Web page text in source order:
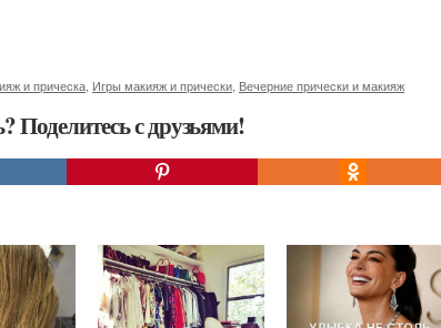
и прическа Игры макияж и прически Вечерние прически и макияж
Поделитесь с друзьями!